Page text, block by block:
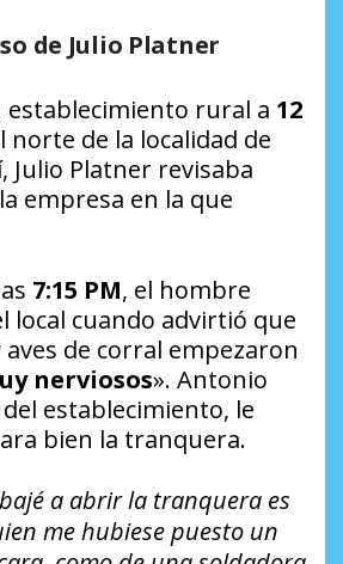
de Julio Platner
establecimiento rural a 12
norte de la localidad de
Julio Platner revisaba
empresa en la que
7:15 PM, el hombre
local cuando advirtió que
aves de corral empezaron
nerviosos». Antonio
establecimiento, le
bien la tranquera.
a abrir la tranquera es
me hubiese puesto un